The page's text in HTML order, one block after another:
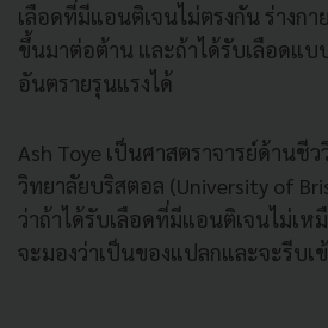
เลือดที่มีแอนติเจนไม่ตรงกัน ร่างก
ขึ้นมาต่อต้าน และถ้าได้รับเลือดแบ
อันตรายรุนแรงได้
Ash Toye เป็นศาสตราจารย์ด้านชี
วิทยาลัยบริสตอล (University of
ว่าถ้าได้รับเลือดที่มีแอนติเจนไม่เห
จะมองว่าเป็นของแปลกและจะรีบเ